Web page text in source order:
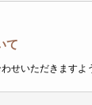
て
せいただきますよ